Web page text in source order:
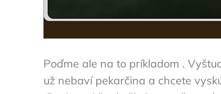
Poďme ale na to príkladom .
už nebaví pekarčina a chcete